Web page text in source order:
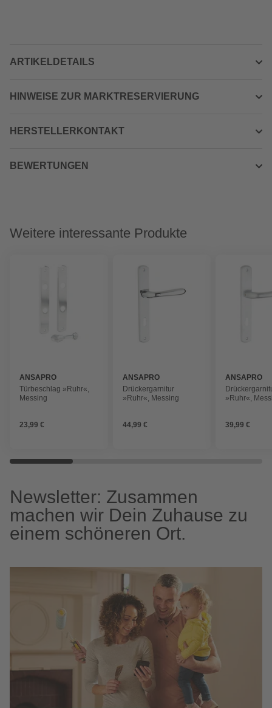
ARTIKELDETAILS
HINWEISE ZUR MARKTRESERVIERUNG
HERSTELLERKONTAKT
BEWERTUNGEN
Weitere interessante Produkte
ANSAPRO
Türbeschlag »Ruhr«,
Messing
23,99 €
ANSAPRO
Drückergarnitur
»Ruhr«, Messing
44,99 €
ANSAPRO
»Ruhr«,
39,99 €
Newsletter: Zusammen
machen wir Dein Zuhause zu
einem schöneren Ort.